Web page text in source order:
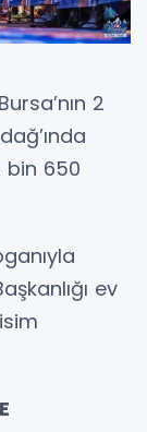
2
bin 650
ev